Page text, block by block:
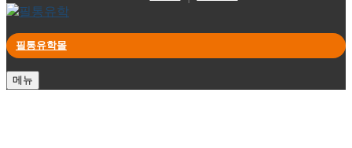
필통유학몰
메뉴